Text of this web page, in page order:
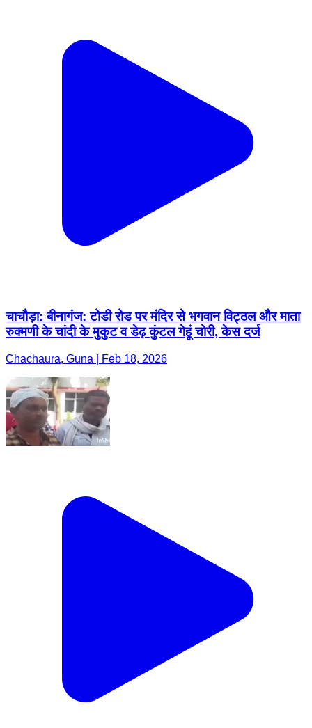
चाचौड़ा: बीनागंज: टोडी रोड पर मंदिर से भगवान विट्ठल और माता
रुक्मणी के चांदी के मुकुट व डेढ़ कुंटल गेहूं चोरी, केस दर्ज
Chachaura, Guna | Feb 18, 2026